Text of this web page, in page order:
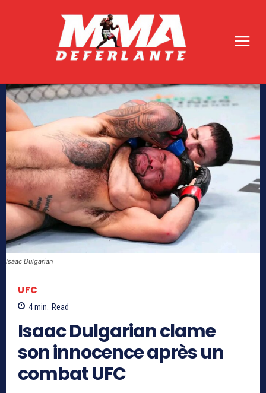
Isaac Dulgarian
UFC
4min. Read
Isaac Dulgarian clame
son innocence après un
combat UFC